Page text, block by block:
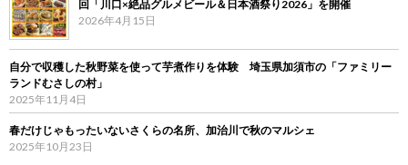
回「川口×絶品グルメビール＆日本酒祭り2026」を開催
2026年4月15日
自分で収穫した秋野菜を使って芋煮作りを体験 埼玉県加須市の「ファミリー
ランドむさしの村」
2025年11月4日
春だけじゃもったいないさくらの名所、加治川で秋のマルシェ
2025年10月23日